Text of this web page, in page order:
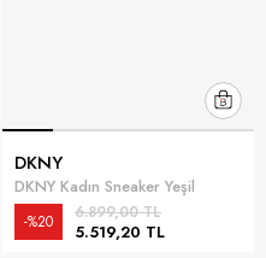
DKNY
DKNY Kadın Sneaker Yeşil
5.519,20 TL
6.899,00 TL
%20